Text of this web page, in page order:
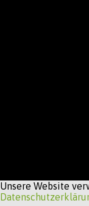
Unsere Website